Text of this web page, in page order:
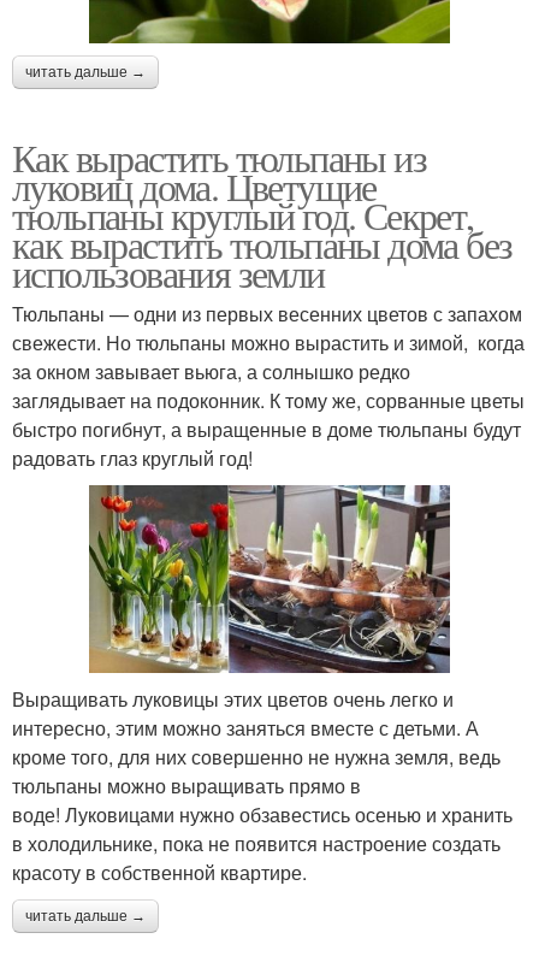
читать дальше →
Как вырастить тюльпаны из
луковиц дома. Цветущие
тюльпаны круглый год. Секрет,
как вырастить тюльпаны дома без
использования земли
Тюльпаны — одни из первых весенних цветов с запахом
свежести. Но тюльпаны можно вырастить и зимой, когда
за окном завывает вьюга, а солнышко редко
заглядывает на подоконник. К тому же, сорванные цветы
быстро погибнут, а выращенные в доме тюльпаны будут
радовать глаз круглый год!
Выращивать луковицы этих цветов очень легко и
интересно, этим можно заняться вместе с детьми. А
кроме того, для них совершенно не нужна земля, ведь
тюльпаны можно выращивать прямо в
воде! Луковицами нужно обзавестись осенью и хранить
в холодильнике, пока не появится настроение создать
красоту в собственной квартире.
читать дальше →